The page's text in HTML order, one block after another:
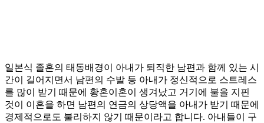
일본식 졸혼의 태동배경이 아내가 퇴직한 남편과 함께 있는 시
간이 길어지면서 남편의 수발 등 아내가 정신적으로 스트레스
를 많이 받기 때문에 황혼이혼이 생겨났고 거기에 불을 지핀
것이 이혼을 하면 남편의 연금의 상당액을 아내가 받기 때문에
경제적으로도 불리하지 않기 때문이라고 합니다. 아내들이 구